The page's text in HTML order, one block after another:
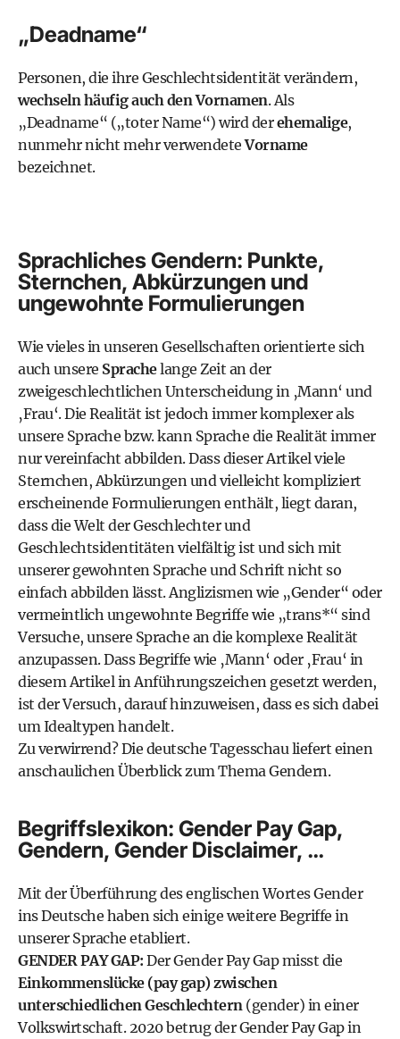
„Deadname“
Personen, die ihre Geschlechtsidentität verändern,
wechseln häufig auch den Vornamen. Als
„Deadname“ („toter Name“) wird derehemalige,
nunmehr nicht mehr verwendeteVorname
bezeichnet.
Sprachliches Gendern: Punkte,
Sternchen, Abkürzungen und
ungewohnte Formulierungen
Wie vieles in unseren Gesellschaften orientierte sich
auch unsere Sprachelange Zeit an der
zweigeschlechtlichen Unterscheidung in ‚Mann‘ und
‚Frau‘. Die Realität ist jedoch immer komplexer als
unsere Sprache bzw. kann Sprache die Realität immer
nur vereinfacht abbilden. Dass dieser Artikel viele
Sternchen, Abkürzungen und vielleicht kompliziert
erscheinende Formulierungen enthält, liegt daran,
dass die Welt der Geschlechter und
Geschlechtsidentitäten vielfältig ist und sich mit
unserer gewohnten Sprache und Schrift nicht so
einfach abbilden lässt. Anglizismen wie „Gender“ oder
vermeintlich ungewohnte Begriffe wie „trans*“ sind
Versuche, unsere Sprache an die komplexe Realität
anzupassen. Dass Begriffe wie ‚Mann‘ oder ‚Frau‘ in
diesem Artikel in Anführungszeichen gesetzt werden,
ist der Versuch, darauf hinzuweisen, dass es sich dabei
um Idealtypen handelt.
Zu verwirrend?Die deutsche Tagesschau liefert einen
anschaulichen Überblick zum Thema Gendern.
Begriffslexikon: Gender Pay Gap,
Gendern, Gender Disclaimer, …
Mit der Überführung des englischen Wortes Gender
ins Deutsche haben sich einige weitere Begriffe in
unserer Sprache etabliert.
GENDER PAY GAP: Der Gender Pay Gap misst die
Einkommenslücke (pay gap) zwischen
unterschiedlichen Geschlechtern (gender) in einer
Volkswirtschaft. 2020 betrug der Gender Pay Gap in